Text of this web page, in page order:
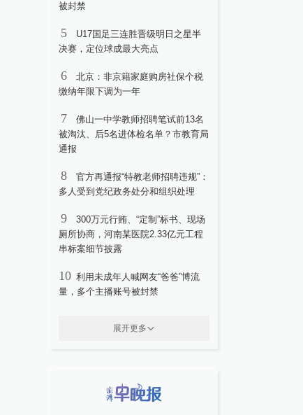
被封禁
5
U17国足三连胜晋级明日之星半
决赛，定位球成最大亮点
6
北京：非京籍家庭购房社保个税
缴纳年限下调为一年
7
佛山一中学教师招聘笔试前13名
被淘汰、后5名进体检名单？市教育局
通报
8
官方再通报“特教老师招聘违规”：
多人受到党纪政务处分和组织处理
9
300万元行贿、“定制”标书、现场
厕所协商，河南某医院2.33亿元工程
串标案细节披露
10 利用未成年人喊网友“爸爸”博流
量，多个主播账号被封禁
展开更多